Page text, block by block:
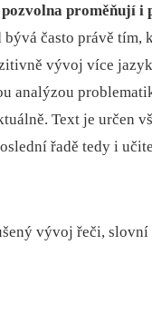
proměňují i
často právě tím,
vývoj více
analýzou
Text je určen
řadě tedy i
vývoj řeči, slovní